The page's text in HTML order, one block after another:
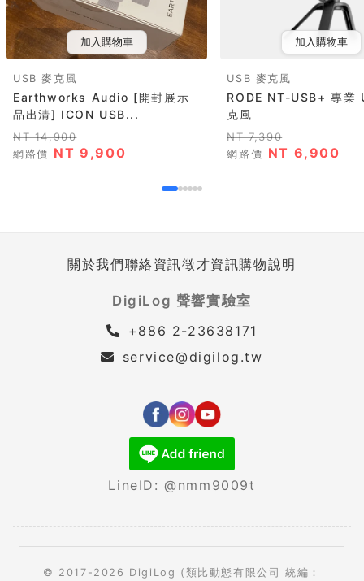
加入購物車
USB 麥克風
Earthworks Audio [開封展示
品出清] ICON USB...
NT 14,900
網路價 NT 9,900
加入購物車
USB 麥克風
RODE NT-USB+ 專業
克風
NT 7,390
網路價 NT 6,900
關於我們聯絡資訊徵才資訊購物說明
DigiLog 聲響實驗室
+886 2-23638171
service@digilog.tw
LineID: @nmm9009t
© 2017-2026 DigiLog (類比動態有限公司 統編：